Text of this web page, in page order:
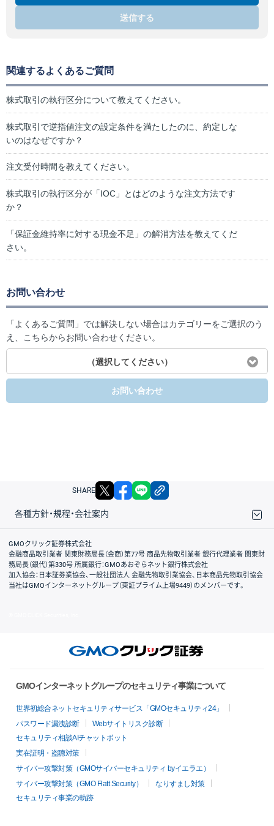
送信する
関連するよくあるご質問
株式取引の執行区分について教えてください。
株式取引で逆指値注文の設定条件を満たしたのに、約定しな
いのはなぜですか？
注文受付時間を教えてください。
株式取引の執行区分が「IOC」とはどのような注文方法です
か？
「保証金維持率に対する現金不足」の解消方法を教えてくだ
さい。
お問い合わせ
「よくあるご質問」では解決しない場合はカテゴリーをご選択のう
え、こちらからお問い合わせください。
（選択してください）
お問い合わせ
SHARE X facebook
各種方針・規程・会社案内
取引規程・約款
サイトマップ
その他のご案内
個人情報保護方針
最良執行方針
サイトのご利用について
ディスクレイマー
信託保全
リスク説明
会社案内
GMOクリック証券株式会社
金融商品取引業者 関東財務局長（金商）第77号 商品先物取引業者 銀行代理業者 関東財
務局長（銀代）第330号 所属銀行：GMOあおぞらネット銀行株式会社
加入協会：日本証券業協会、一般社団法人 金融先物取引業協会、日本商品先物取引協会
当社はGMOインターネットグループ（東証プライム上場9449）のメンバーです。
GMOインターネットグループのセキュリティ事業について
世界初総合ネットセキュリティサービス「GMOセキュリティ24」
パスワード漏洩診断
Webサイトリスク診断
セキュリティ相談AIチャットボット
実在証明・盗聴対策
サイバー攻撃対策（GMOサイバーセキュリティ byイエラエ）
サイバー攻撃対策（GMO Flatt Security）
なりすまし対策
セキュリティ事業の軌跡